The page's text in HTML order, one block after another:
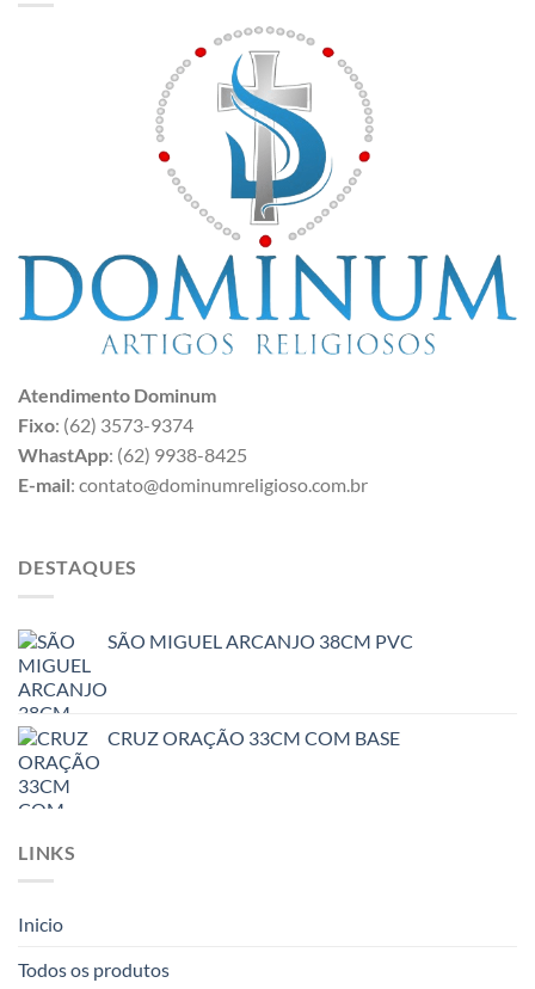
Atendimento Dominum
Fixo: (62) 3573-9374
WhastApp: (62) 9938-8425
E-mail: contato@dominumreligioso.com.br
DESTAQUES
SÃO MIGUEL ARCANJO 38CM PVC
CRUZ ORAÇÃO 33CM COM BASE
LINKS
Inicio
Todos os produtos